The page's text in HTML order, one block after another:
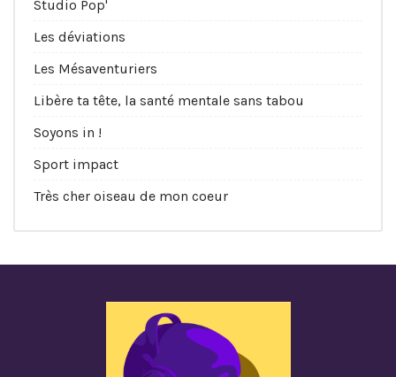
Studio Pop'
Les déviations
Les Mésaventuriers
Libère ta tête, la santé mentale sans tabou
Soyons in !
Sport impact
Très cher oiseau de mon coeur